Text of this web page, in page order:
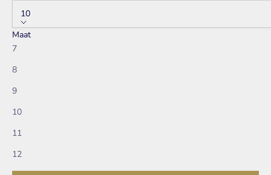
10
Maat
7
8
9
10
11
12